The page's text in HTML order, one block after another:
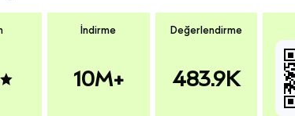
İndirme
10M+
Değerlendirme
483.9K